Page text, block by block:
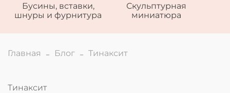
Бусины, вставки,
шнуры и фурнитура
Скульптурная
миниатюра
Главная Блог Тинаксит
Тинаксит